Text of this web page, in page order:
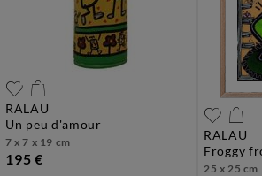
RALAU
un peu d'amour
7 x 7 x 19 cm
195 €
RALAU
froggy
25 x 25 cm